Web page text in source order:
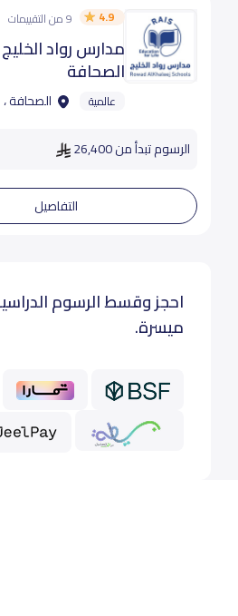
4.9 9 من التقييمات
مدارس رواد
الصحافة
عالمية الصحافة
الرسوم تبدأ من 26,400
التفاصيل
احجز وقسط الرسوم
ميسرة.